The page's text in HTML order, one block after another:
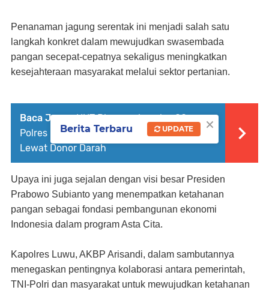
Penanaman jagung serentak ini menjadi salah satu
langkah konkret dalam mewujudkan swasembada
pangan secepat-cepatnya sekaligus meningkatkan
kesejahteraan masyarakat melalui sektor pertanian.
Baca Juga : HUT Bhayangkara ke-80,
Polres Palopo Perkuat Aksi Kemanusiaan
Lewat Donor Darah
Upaya ini juga sejalan dengan visi besar Presiden
Prabowo Subianto yang menempatkan ketahanan
pangan sebagai fondasi pembangunan ekonomi
Indonesia dalam program Asta Cita.
Kapolres Luwu, AKBP Arisandi, dalam sambutannya
menegaskan pentingnya kolaborasi antara pemerintah,
TNI-Polri dan masyarakat untuk mewujudkan ketahanan
×
Berita Terbaru UPDATE